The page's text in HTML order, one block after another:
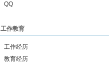
QQ
工作教育
工作经历
教育经历